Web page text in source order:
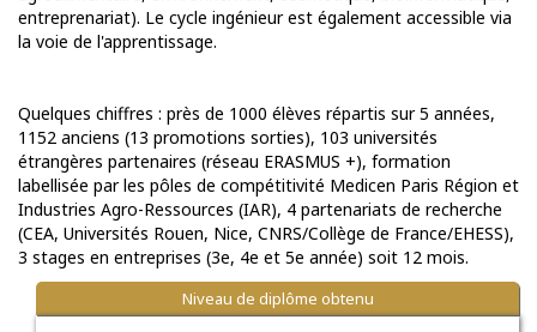
entreprenariat). Le cycle ingénieur est également accessible via
la voie de l'apprentissage.
Quelques chiffres : près de 1000 élèves répartis sur 5 années,
1152 anciens (13 promotions sorties), 103 universités
étrangères partenaires (réseau ERASMUS +), formation
labellisée par les pôles de compétitivité Medicen Paris Région et
Industries Agro-Ressources (IAR), 4 partenariats de recherche
(CEA, Universités Rouen, Nice, CNRS/Collège de France/EHESS),
3 stages en entreprises (3e, 4e et 5e année) soit 12 mois.
Niveau de diplôme obtenu